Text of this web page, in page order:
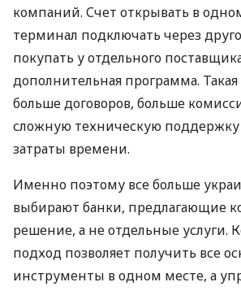
компаний. Счет открывать в
терминал подключать через
покупать у отдельного
дополнительная программа. Такая
больше договоров, больше
сложную техническую
затраты времени.
Именно поэтому все больше
выбирают банки, предлагающие
решение, а не отдельные услуги.
подход позволяет получить все
инструменты в одном месте, а